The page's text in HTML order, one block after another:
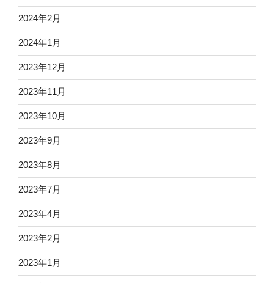
2024年2月
2024年1月
2023年12月
2023年11月
2023年10月
2023年9月
2023年8月
2023年7月
2023年4月
2023年2月
2023年1月